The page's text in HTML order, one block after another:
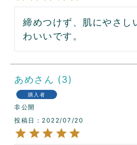
締めつけず、肌にやさし
わいいです。
あめ 3
購入者
非公開
投稿日
2022/07/20